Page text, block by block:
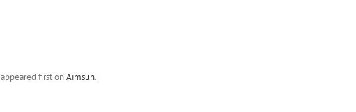
appeared first onAimsun.